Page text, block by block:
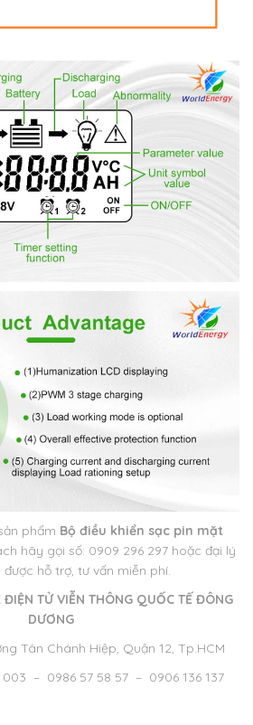
phẩm Bộ điều khiển sạc pin mặt
hãy gọi số: 0909 296 297 hoặc đại lý
được hỗ trợ, tư vấn miễn phí.
ĐIỆN TỬ VIỄN THÔNG QUỐC TẾ ĐÔNG
DƯƠNG
Tân Chánh Hiệp, Quận 12, Tp.HCM
– 0986 57 58 57 – 0906 136 137